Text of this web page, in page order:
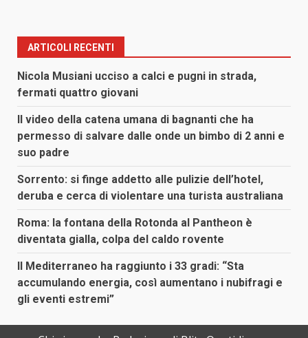
ARTICOLI RECENTI
Nicola Musiani ucciso a calci e pugni in strada,
fermati quattro giovani
Il video della catena umana di bagnanti che ha
permesso di salvare dalle onde un bimbo di 2 anni e
suo padre
Sorrento: si finge addetto alle pulizie dell’hotel,
deruba e cerca di violentare una turista australiana
Roma: la fontana della Rotonda al Pantheon è
diventata gialla, colpa del caldo rovente
Il Mediterraneo ha raggiunto i 33 gradi: “Sta
accumulando energia, così aumentano i nubifragi e
gli eventi estremi”